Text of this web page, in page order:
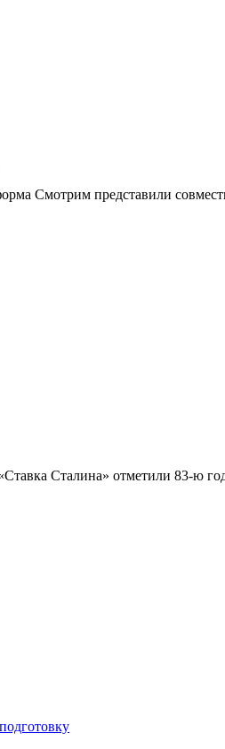
Смотрим представили
Сталина» отметили 83-ю